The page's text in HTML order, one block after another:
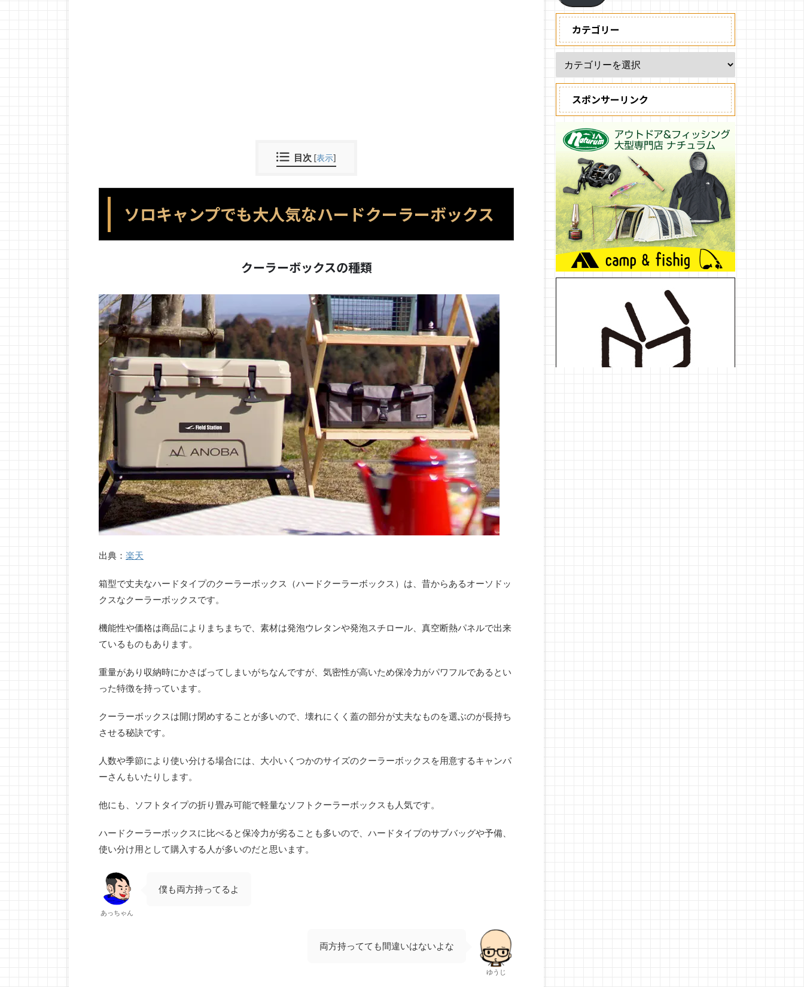
目次 [表示]
ソロキャンプでも大人気なハードクーラーボックス
クーラーボックスの種類
出典： 楽天
箱型で丈夫なハードタイプのクーラーボックス（ハードクーラーボックス）は、昔からあるオーソドッ
クスなクーラーボックスです。
機能性や価格は商品によりまちまちで、素材は発泡ウレタンや発泡スチロール、真空断熱パネルで出来
ているものもあります。
重量があり収納時にかさばってしまいがちなんですが、気密性が高いため保冷力がパワフルであるとい
った特徴を持っています。
クーラーボックスは開け閉めすることが多いので、壊れにくく蓋の部分が丈夫なものを選ぶのが長持ち
させる秘訣です。
人数や季節により使い分ける場合には、大小いくつかのサイズのクーラーボックスを用意するキャンパ
ーさんもいたりします。
他にも、ソフトタイプの折り畳み可能で軽量なソフトクーラーボックスも人気です。
ハードクーラーボックスに比べると保冷力が劣ることも多いので、ハードタイプのサブバッグや予備、
使い分け用として購入する人が多いのだと思います。
あっちゃん
僕も両方持ってるよ
両方持ってても間違いはないよな
ゆうじ
カテゴリー
スポンサーリンク